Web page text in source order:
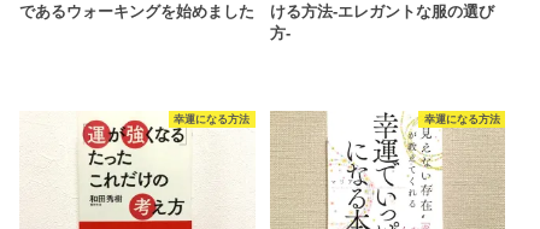
であるウォーキングを始めました
ける方法-エレガントな服の選び
方-
幸運になる方法 幸運になる方法